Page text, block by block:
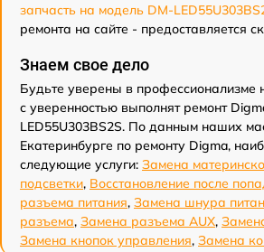
запчасть на модель DM-
ремонта на сайте - предоставляется
Знаем свое дело
Будьте уверены в профессионализме
с уверенностью выполнят ремонт
LED55U303BS2S. По данным наших
Екатеринбурге по ремонту Digma,
следующие услуги: Замена
подсветки, Восстановление после
разъема питания, Замена шнура
разъема, Замена разъема AUX,
Замена кнопок управления, Замена